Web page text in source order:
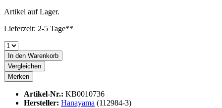
Artikel auf Lager.
Lieferzeit: 2-5 Tage**
In den Warenkorb
Vergleichen
Merken
Artikel-Nr.: KB0010736
Hersteller: Hanayama (112984-3)